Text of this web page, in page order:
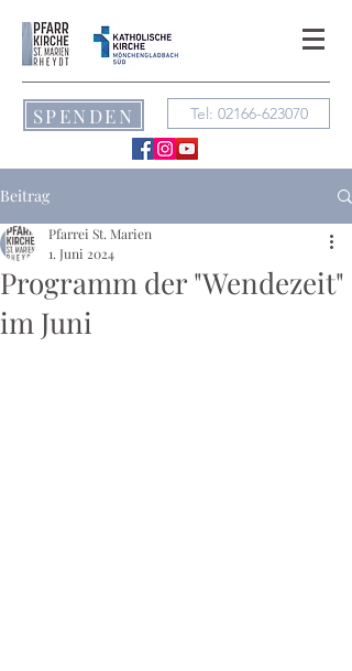
SPENDEN Tel: 02166-623070
Beitrag
Programm der "Wendezeit"
im Juni
Pfarrei St. Marien
1. Juni 2024